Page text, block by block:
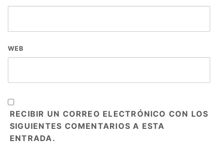
WEB
RECIBIR UN CORREO ELECTRÓNICO CON LOS
SIGUIENTES COMENTARIOS A ESTA
ENTRADA.